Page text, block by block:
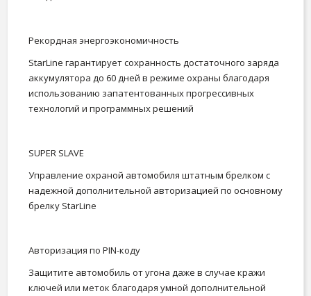
Рекордная энергоэкономичность
StarLine гарантирует сохранность достаточного заряда
аккумулятора до 60 дней в режиме охраны благодаря
использованию запатентованных прогрессивных
технологий и программных решений
SUPER SLAVE
Управление охраной автомобиля штатным брелком с
надежной дополнительной авторизацией по основному
брелку StarLine
Авторизация по PIN-коду
Защитите автомобиль от угона даже в случае кражи
ключей или меток благодаря умной дополнительной